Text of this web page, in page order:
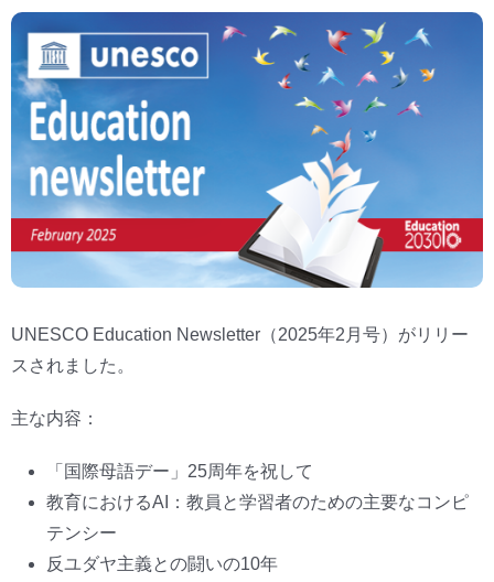
UNESCO Education Newsletter（2025年2月号）がリリー
スされました。
主な内容：
「国際母語デー」25周年を祝して
教育におけるAI：教員と学習者のための主要なコンピ
テンシー
反ユダヤ主義との闘いの10年